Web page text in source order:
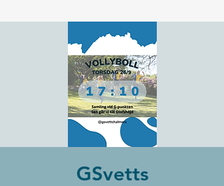
GSvetts